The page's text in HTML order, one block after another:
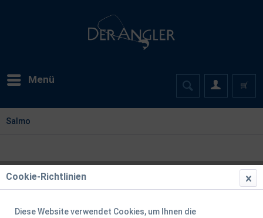
Menü
Salmo
Cookie-Richtlinien
Diese Website verwendet Cookies, um Ihnen die